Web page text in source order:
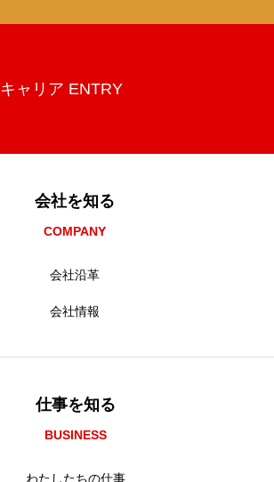
キャリア ENTRY
会社を知る
COMPANY
会社沿革
会社情報
仕事を知る
BUSINESS
わたしたちの仕事